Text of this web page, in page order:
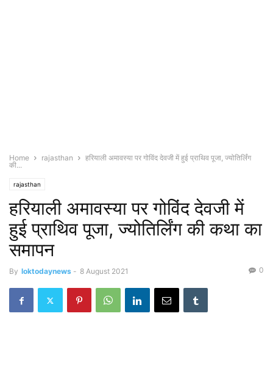
Home rajasthan
हरियाली अमावस्या पर गोविंद देवजी में हुई प्राथिव पूजा, ज्योतिर्लिंग
की...
rajasthan
हरियाली अमावस्या पर गोविंद देवजी में
हुई प्राथिव पूजा, ज्योतिर्लिंग की कथा का
समापन
By loktodaynews - 8 August 2021 0